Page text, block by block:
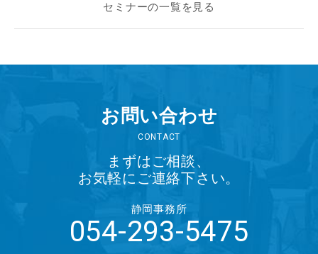
セミナーの一覧を見る
お問い合わせ
CONTACT
まずはご相談、
お気軽にご連絡下さい。
静岡事務所
054-293-5475